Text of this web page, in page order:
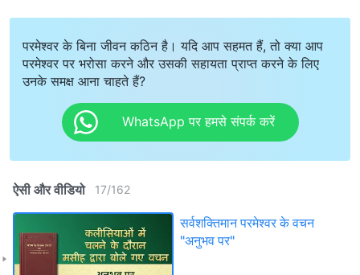
परमेश्वर के बिना जीवन कठिन है। यदि आप सहमत हैं, तो क्या आप
परमेश्वर पर भरोसा करने और उसकी सहायता प्राप्त करने के लिए
उनके समक्ष आना चाहते हैं?
WhatsApp पर हमसे संपर्क करें
ऐसी और वीडियो 17/162
सर्वशक्तिमान परमेश्वर के वचन
"अनुभव पर"